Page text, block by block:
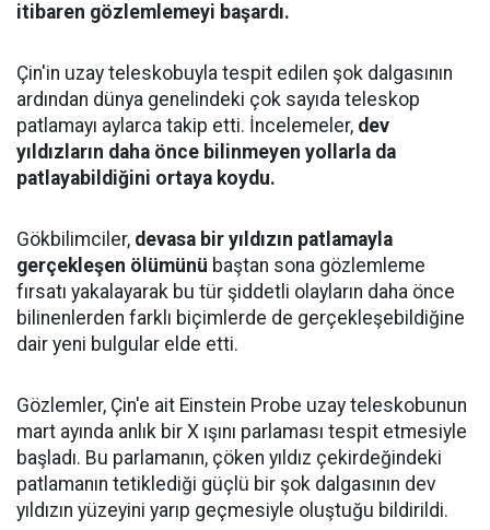
itibaren gözlemlemeyi başardı.
Çin'in uzay teleskobuyla tespit edilen şok dalgasının
ardından dünya genelindeki çok sayıda teleskop
patlamayı aylarca takip etti. İncelemeler, dev
yıldızların daha önce bilinmeyen yollarla da
patlayabildiğini ortaya koydu.
Gökbilimciler, devasa bir yıldızın patlamayla
gerçekleşen ölümünü baştan sona gözlemleme
fırsatı yakalayarak bu tür şiddetli olayların daha önce
bilinenlerden farklı biçimlerde de gerçekleşebildiğine
dair yeni bulgular elde etti.
Gözlemler, Çin'e ait Einstein Probe uzay teleskobunun
mart ayında anlık bir X ışını parlaması tespit etmesiyle
başladı. Bu parlamanın, çöken yıldız çekirdeğindeki
patlamanın tetiklediği güçlü bir şok dalgasının dev
yıldızın yüzeyini yarıp geçmesiyle oluştuğu bildirildi.